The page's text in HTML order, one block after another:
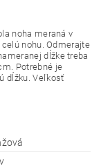
noha meraná v
nohu. Odmerajte
dĺžke treba
Potrebné je
dĺžku. Veľkosť